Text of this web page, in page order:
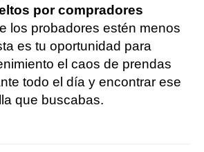
por compradores
los probadores estén menos
es tu oportunidad para
el caos de prendas
todo el día y encontrar ese
que buscabas.